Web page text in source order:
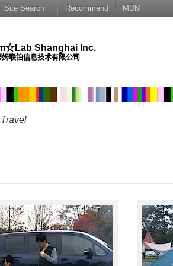
Site Search Recommend MDM
Shanghai Inc.
联铂信息技术有限公司